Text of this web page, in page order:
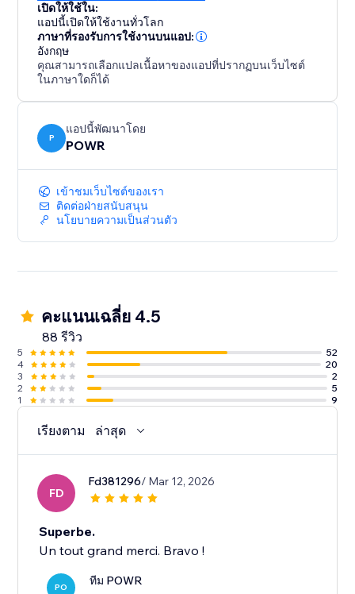
เปิดให้ใช้ใน:
แอปนี้เปิดให้ใช้งานทั่วโลก
ภาษาที่รองรับการใช้งานบนแอป:
อังกฤษ
คุณสามารถเลือกแปลเนื้อหาของแอปที่ปรากฏบนเว็บไซต์
ในภาษาใดก็ได้
P
แอปนี้พัฒนาโดย
POWR
เข้าชมเว็บไซต์ของเรา
ติดต่อฝ่ายสนับสนุน
นโยบายความเป็นส่วนตัว
คะแนนเฉลี่ย 4.5
88 รีวิว
5
52
4
20
3
2
2
5
1
9
เรียงตาม ล่าสุด
FD
Fd381296/ Mar 12, 2026
Superbe.
Un tout grand merci. Bravo !
PO ทีม POWR